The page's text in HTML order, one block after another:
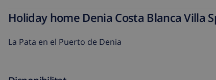
Holiday home Denia Costa Blanca Villa
La Pata en el Puerto de Denia